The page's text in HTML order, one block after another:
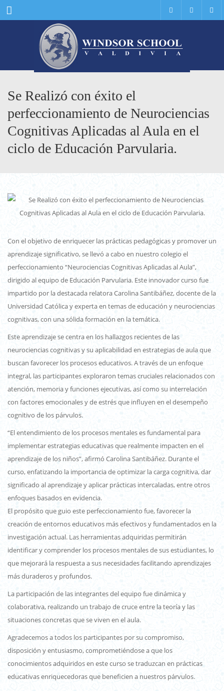
Menu
Se Realizó con éxito el
perfeccionamiento de Neurociencias
Cognitivas Aplicadas al Aula en el
ciclo de Educación Parvularia.
Con el objetivo de enriquecer las prácticas pedagógicas y promover un
aprendizaje significativo, se llevó a cabo en nuestro colegio el
perfeccionamiento “Neurociencias Cognitivas Aplicadas al Aula”,
dirigido al equipo de Educación Parvularia. Este innovador curso fue
impartido por la destacada relatora Carolina Santibáñez, docente de la
Universidad Católica y experta en temas de educación y neurociencias
cognitivas, con una sólida formación en la temática.
Este aprendizaje se centra en los hallazgos recientes de las
neurociencias cognitivas y su aplicabilidad en estrategias de aula que
buscan favorecer los procesos educativos. A través de un enfoque
integral, las participantes exploraron temas cruciales relacionados con
atención, memoria y funciones ejecutivas, así como su interrelación
con factores emocionales y de estrés que influyen en el desempeño
cognitivo de los párvulos.
“El entendimiento de los procesos mentales es fundamental para
implementar estrategias educativas que realmente impacten en el
aprendizaje de los niños”, afirmó Carolina Santibáñez. Durante el
curso, enfatizando la importancia de optimizar la carga cognitiva, dar
significado al aprendizaje y aplicar prácticas intercaladas, entre otros
enfoques basados en evidencia.
El propósito que guio este perfeccionamiento fue, favorecer la
creación de entornos educativos más efectivos y fundamentados en la
investigación actual. Las herramientas adquiridas permitirán
identificar y comprender los procesos mentales de sus estudiantes, lo
que mejorará la respuesta a sus necesidades facilitando aprendizajes
más duraderos y profundos.
La participación de las integrantes del equipo fue dinámica y
colaborativa, realizando un trabajo de cruce entre la teoría y las
situaciones concretas que se viven en el aula.
Agradecemos a todos los participantes por su compromiso,
disposición y entusiasmo, comprometiéndose a que los
conocimientos adquiridos en este curso se traduzcan en prácticas
educativas enriquecedoras que beneficien a nuestros párvulos.